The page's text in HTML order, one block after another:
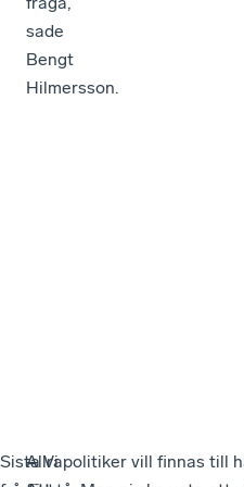
sade
Bengt
Hilmersson.
Sista
–
–
Allra
– Vi politiker vill finnas till